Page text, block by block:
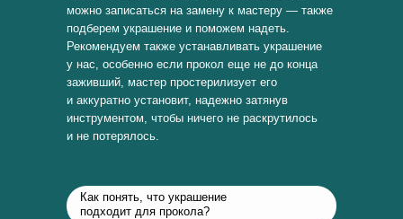
можно записаться на замену к мастеру — также
подберем украшение и поможем надеть.
Рекомендуем также устанавливать украшение
у нас, особенно если прокол еще не до конца
заживший, мастер простерилизует его
и аккуратно установит, надежно затянув
инструментом, чтобы ничего не раскрутилось
и не потерялось.
Как понять, что украшение
подходит для прокола?